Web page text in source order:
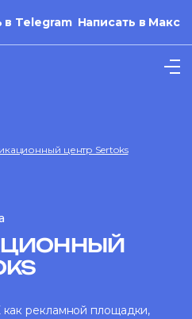
в Telegram Написать в Макс
центр Sertoks
рекламной площадки,